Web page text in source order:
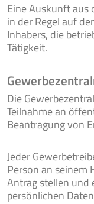
Eine Auskunft aus
in der Regel auf
Inhabers, die
Tätigkeit.
Die
Teilnahme an
Beantragung von
Jeder
Person an seinem
Antrag stellen und
persönlichen